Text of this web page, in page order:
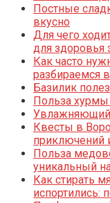
Постные
вкусно
Для чего
для здоровья
Как часто
разбираемся
Базилик
Польза
Квесты в
приключений
Польза
уникальный
Как стирать
испортились: